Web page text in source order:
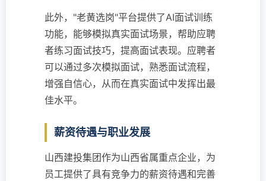
此外，"老黄选岗"平台提供了AI面试训练
功能，能够模拟真实面试场景，帮助应聘
者练习面试技巧，提高面试表现。应聘者
可以通过多次模拟面试，熟悉面试流程，
增强自信心，从而在真实面试中发挥出最
佳水平。
薪资待遇与职业发展
山西建投集团作为山西省属重点企业，为
员工提供了具有竞争力的薪资待遇和完善